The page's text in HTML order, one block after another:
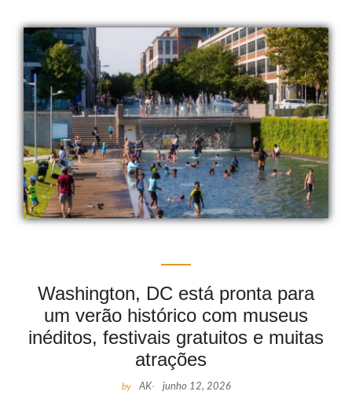
Washington, DC está pronta para
um verão histórico com museus
inéditos, festivais gratuitos e muitas
atrações
by AK- junho 12, 2026